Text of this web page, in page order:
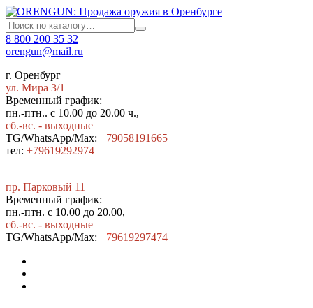
8 800 200 35 32
orengun@mail.ru
г. Оренбург
ул. Мира 3/1
Временный график:
пн.-птн.. с 10.00 до 20.00 ч.,
сб.-вс. - выходные
TG/WhatsApp/Max: +79058191665
тел: +79619292974
пр. Парковый 11
Временный график:
пн.-птн. с 10.00 до 20.00,
сб.-вс. - выходные
TG/WhatsApp/Max: +79619297474